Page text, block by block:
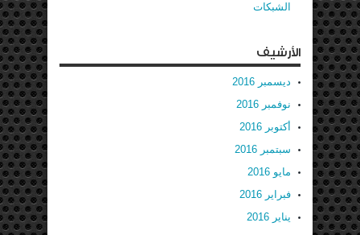
الشبكات
الأرشيف
ديسمبر 2016
نوفمبر 2016
أكتوبر 2016
سبتمبر 2016
مايو 2016
فبراير 2016
يناير 2016